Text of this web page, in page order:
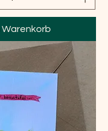
Warenkorb